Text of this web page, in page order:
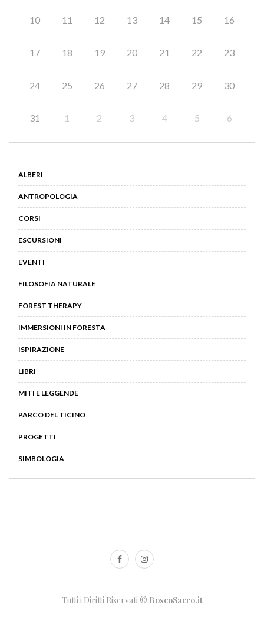
10 11 12 13 14 15 16
17 18 19 20 21 22 23
24 25 26 27 28 29 30
31 1 2 3 4 5 6
ALBERI
ANTROPOLOGIA
CORSI
ESCURSIONI
EVENTI
FILOSOFIA NATURALE
FOREST THERAPY
IMMERSIONI IN FORESTA
ISPIRAZIONE
LIBRI
MITI E LEGGENDE
PARCO DEL TICINO
PROGETTI
SIMBOLOGIA
Tutti i Diritti Riservati © BoscoSacro.it